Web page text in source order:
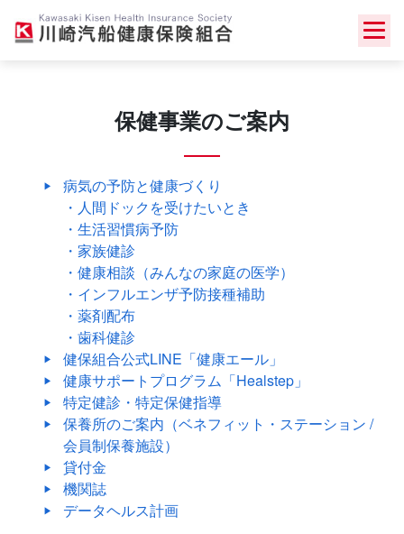
保健事業のご案内
病気の予防と健康づくり
・ 人間ドックを受けたいとき
・ 生活習慣病予防
・ 家族健診
・ 健康相談（みんなの家庭の医学）
・ インフルエンザ予防接種補助
・ 薬剤配布
・ 歯科健診
健保組合公式LINE「健康エール」
健康サポートプログラム「Healstep」
特定健診・特定保健指導
保養所のご案内（ベネフィット・ステーション /
会員制保養施設）
貸付金
機関誌
データヘルス計画